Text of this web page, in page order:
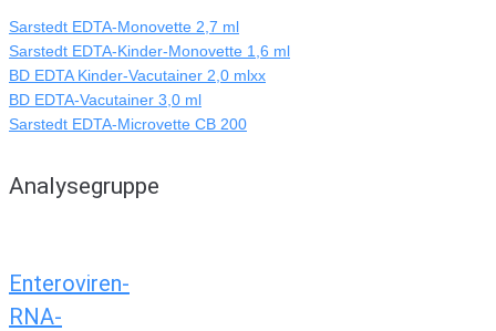
Sarstedt EDTA-Monovette 2,7 ml
Sarstedt EDTA-Kinder-Monovette 1,6 ml
BD EDTA Kinder-Vacutainer 2,0 mlxx
BD EDTA-Vacutainer 3,0 ml
Sarstedt EDTA-Microvette CB 200
Analysegruppe
Enteroviren-
RNA-